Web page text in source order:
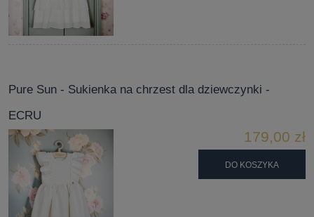
Pure Sun - Sukienka na chrzest dla dziewczynki -
ECRU
179,00 zł
DO KOSZYKA